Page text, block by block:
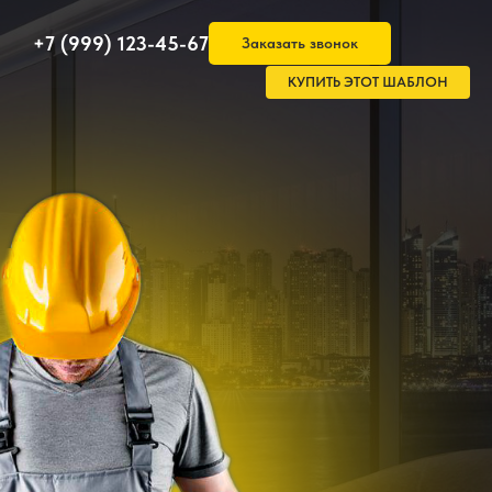
КУПИТЬ ЭТОТ ШАБЛОН
+7 (999) 123-45-67 Заказать звонок